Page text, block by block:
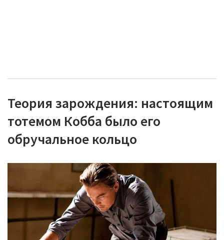
Теория зарождения: настоящим
тотемом Кобба было его
обручальное кольцо